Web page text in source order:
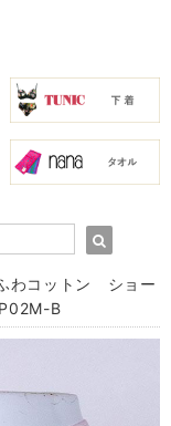
わコットン ショー
B